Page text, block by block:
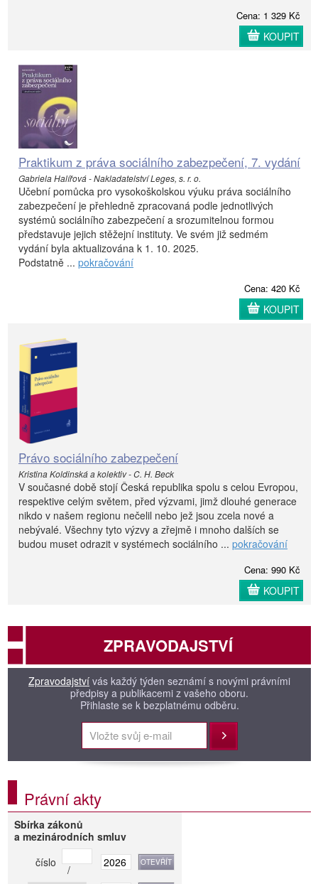
Cena: 1 329 Kč
KOUPIT
Praktikum z práva sociálního zabezpečení, 7. vydání
Gabriela Halířová - Nakladatelství Leges, s. r. o.
Učební pomůcka pro vysokoškolskou výuku práva sociálního
zabezpečení je přehledně zpracovaná podle jednotlivých
systémů sociálního zabezpečení a srozumitelnou formou
představuje jejich stěžejní instituty. Ve svém již sedmém
vydání byla aktualizována k 1. 10. 2025.
Podstatně ... pokračování
Cena: 420 Kč
KOUPIT
Právo sociálního zabezpečení
Kristina Koldinská a kolektiv - C. H. Beck
V současné době stojí Česká republika spolu s celou Evropou,
respektive celým světem, před výzvami, jimž dlouhé generace
nikdo v našem regionu nečelil nebo jež jsou zcela nové a
nebývalé. Všechny tyto výzvy a zřejmě i mnoho dalších se
budou muset odrazit v systémech sociálního ... pokračování
Cena: 990 Kč
KOUPIT
ZPRAVODAJSTVÍ
Zpravodajství vás každý týden seznámí s novými právními
předpisy a publikacemi z vašeho oboru.
Přihlaste se k bezplatnému odběru.
Přihlásit
Právní akty
Sbírka zákonů
a mezinárodních smluv
číslo
/